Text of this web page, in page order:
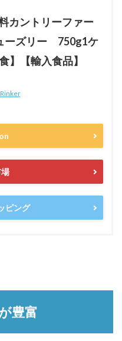
カントリーファー
ーズリー 750g1ケ
】【輸入食品】
Rinker
ピング
豊富